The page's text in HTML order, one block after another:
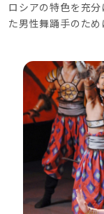
ロシアの特色を充
た男性舞踊手のため